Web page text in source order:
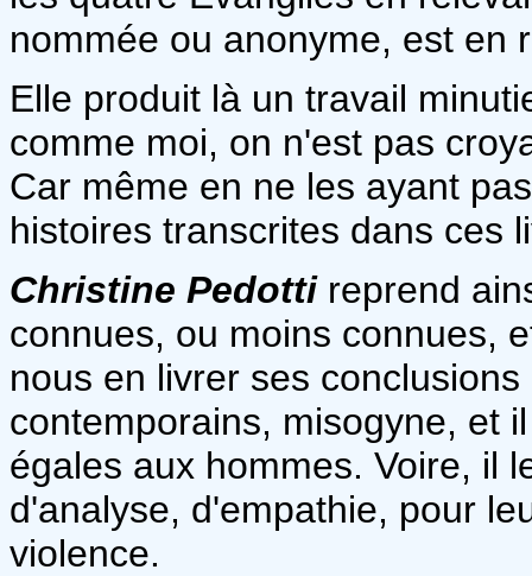
nommée ou anonyme, est en
Elle produit là un travail
comme moi, on n'est pas
Car même en ne les ayant
histoires transcrites dans ces
Christine Pedottireprend
connues, ou moins connues,
nous en livrer ses
contemporains, misogyne, et
égales aux hommes. Voire, il
d'analyse, d'empathie, pour
violence.